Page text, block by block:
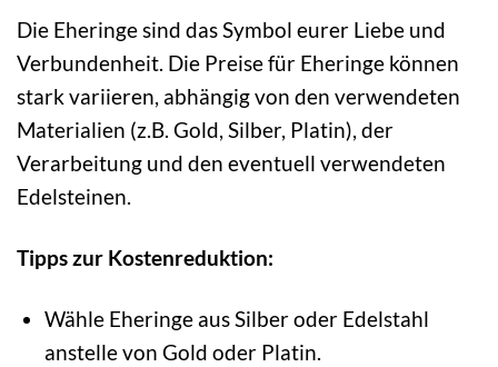
Die Eheringe sind das Symbol eurer Liebe und
Verbundenheit. Die Preise für Eheringe können
stark variieren, abhängig von den verwendeten
Materialien (z.B. Gold, Silber, Platin), der
Verarbeitung und den eventuell verwendeten
Edelsteinen.
Tipps zur Kostenreduktion:
Wähle Eheringe aus Silber oder Edelstahl
anstelle von Gold oder Platin.